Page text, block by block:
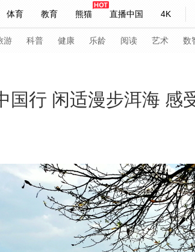
体育 教育 熊猫 直播中国 4K
妙语 热解读 天天学习
持人 下载央视影音
游 科普 健康 乐龄 阅读 艺术 数
VR/AR 4K专区 全景新闻
人生第一次 人生第二次
NBA 中超 国足 国际
国行 闲适漫步洱海 感